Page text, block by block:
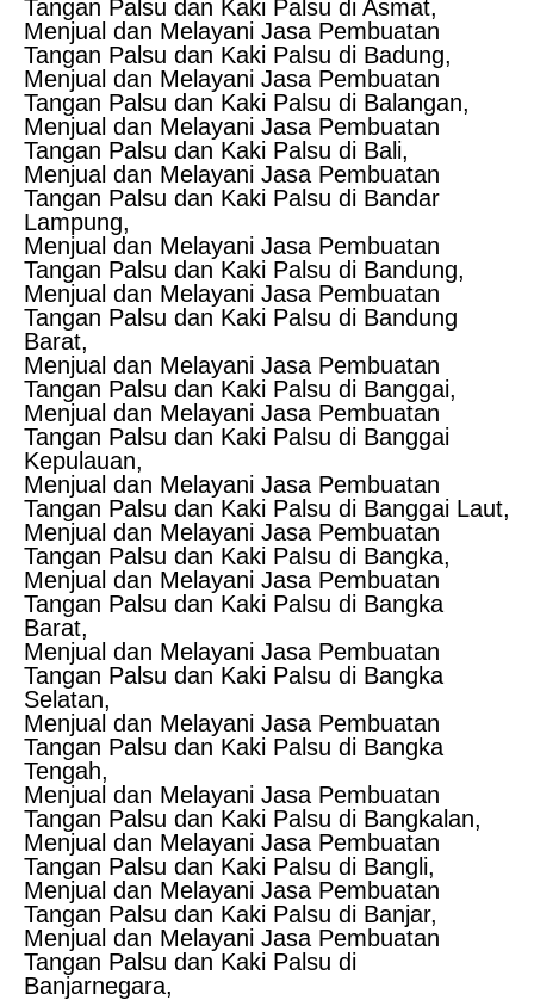
Tangan Palsu dan Kaki Palsu di Asmat,
Menjual dan Melayani Jasa Pembuatan
Tangan Palsu dan Kaki Palsu di Badung,
Menjual dan Melayani Jasa Pembuatan
Tangan Palsu dan Kaki Palsu di Balangan,
Menjual dan Melayani Jasa Pembuatan
Tangan Palsu dan Kaki Palsu di Bali,
Menjual dan Melayani Jasa Pembuatan
Tangan Palsu dan Kaki Palsu di Bandar
Lampung,
Menjual dan Melayani Jasa Pembuatan
Tangan Palsu dan Kaki Palsu di Bandung,
Menjual dan Melayani Jasa Pembuatan
Tangan Palsu dan Kaki Palsu di Bandung
Barat,
Menjual dan Melayani Jasa Pembuatan
Tangan Palsu dan Kaki Palsu di Banggai,
Menjual dan Melayani Jasa Pembuatan
Tangan Palsu dan Kaki Palsu di Banggai
Kepulauan,
Menjual dan Melayani Jasa Pembuatan
Tangan Palsu dan Kaki Palsu di Banggai Laut,
Menjual dan Melayani Jasa Pembuatan
Tangan Palsu dan Kaki Palsu di Bangka,
Menjual dan Melayani Jasa Pembuatan
Tangan Palsu dan Kaki Palsu di Bangka
Barat,
Menjual dan Melayani Jasa Pembuatan
Tangan Palsu dan Kaki Palsu di Bangka
Selatan,
Menjual dan Melayani Jasa Pembuatan
Tangan Palsu dan Kaki Palsu di Bangka
Tengah,
Menjual dan Melayani Jasa Pembuatan
Tangan Palsu dan Kaki Palsu di Bangkalan,
Menjual dan Melayani Jasa Pembuatan
Tangan Palsu dan Kaki Palsu di Bangli,
Menjual dan Melayani Jasa Pembuatan
Tangan Palsu dan Kaki Palsu di Banjar,
Menjual dan Melayani Jasa Pembuatan
Tangan Palsu dan Kaki Palsu di
Banjarnegara,